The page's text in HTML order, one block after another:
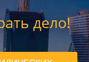
дело!